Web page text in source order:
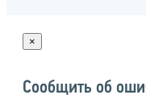
×
Сообщить об